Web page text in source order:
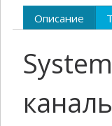
Описание